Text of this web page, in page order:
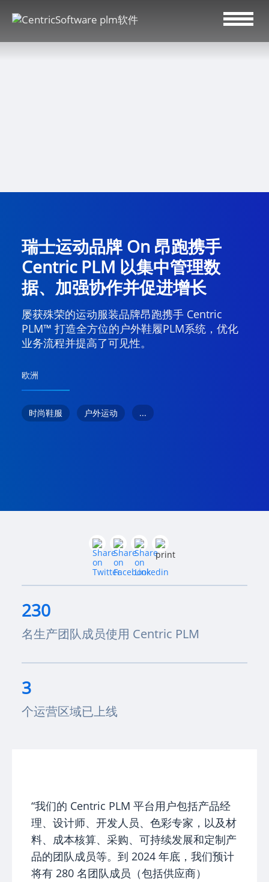
瑞士运动品牌 On 昂跑携手
Centric PLM 以集中管理数
据、加强协作并促进增长
屡获殊荣的运动服装品牌昂跑携手 Centric
PLM™ 打造全方位的户外鞋履PLM系统，优化
业务流程并提高了可见性。
欧洲
时尚鞋服 户外运动 ...
230
名生产团队成员使用 Centric PLM
3
个运营区域已上线
“我们的 Centric PLM 平台用户包括产品经
理、设计师、开发人员、色彩专家，以及材
料、成本核算、采购、可持续发展和定制产
品的团队成员等。到 2024 年底，我们预计
将有 280 名团队成员（包括供应商）